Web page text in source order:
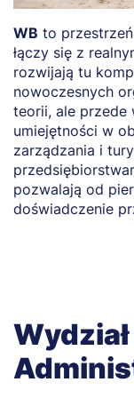
WB to
łączy się z
rozwijają tu
nowoczesnych
teorii, ale przede
umiejętności w
zarządzania i
pozwalają od
doświadczenie